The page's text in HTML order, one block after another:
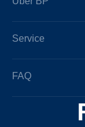
Service
FAQ